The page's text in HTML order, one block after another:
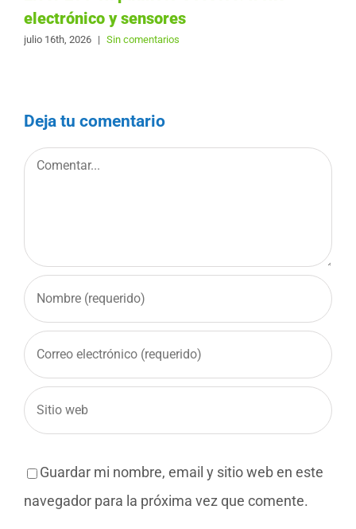
electrónico y sensores
julio 16th, 2026 | Sin comentarios
Deja tu comentario
Comentar
Guardar mi nombre, email y sitio web en este
navegador para la próxima vez que comente.